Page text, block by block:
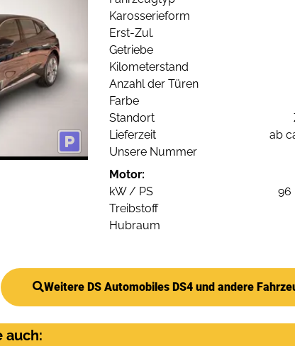
Karosserieform
Erst-Zul.
Getriebe
Kilometerstand
Anzahl der Türen
Farbe
Standort
Lieferzeit
ab
Unsere Nummer
Motor:
kW / PS
96
Treibstoff
Hubraum
Weitere DS Automobiles DS4 und andere
auch: